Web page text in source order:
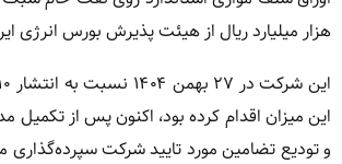
هزار میلیارد ریال از هیئت پذیرش بورس انرژی
این میزان اقدام کرده بود، اکنون پس از تکمیل
و تودیع تضامین‌ مورد تایید شرکت سپرده‌گذاری